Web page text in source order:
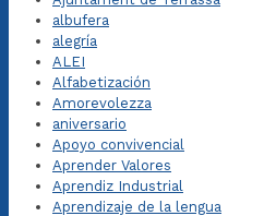
albufera
alegría
ALEI
Alfabetización
Amorevolezza
aniversario
Apoyo convivencial
Aprender Valores
Aprendiz Industrial
Aprendizaje de la lengua